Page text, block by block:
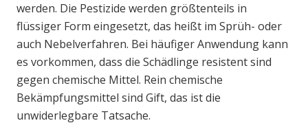
werden. Die Pestizide werden größtenteils in
flüssiger Form eingesetzt, das heißt im Sprüh- oder
auch Nebelverfahren. Bei häufiger Anwendung kann
es vorkommen, dass die Schädlinge resistent sind
gegen chemische Mittel. Rein chemische
Bekämpfungsmittel sind Gift, das ist die
unwiderlegbare Tatsache.